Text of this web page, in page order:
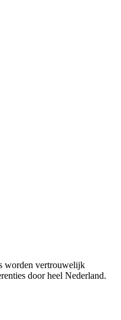
worden vertrouwelijk
door heel Nederland.